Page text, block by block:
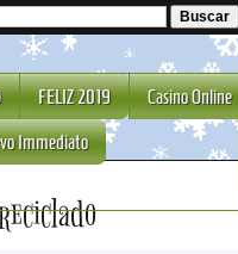
FELIZ 2019 Casino Online
Immediato